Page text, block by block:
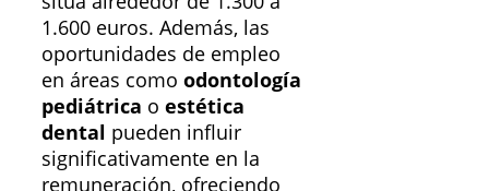
1.600 euros. Además, las
oportunidades de empleo
en áreas como odontología
pediátrica o estética
dental pueden influir
significativamente en la
remuneración, ofreciendo